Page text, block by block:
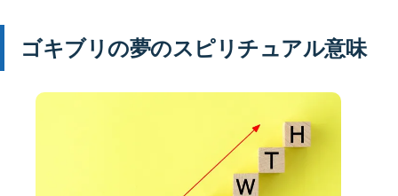
ゴキブリの夢のスピリチュアル意味